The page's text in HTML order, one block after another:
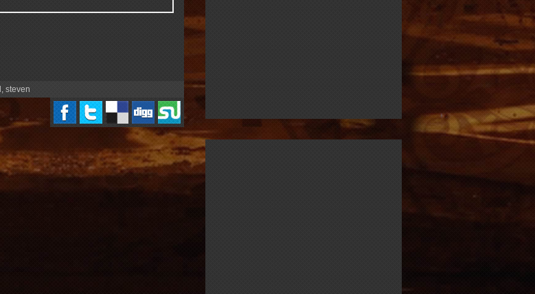
, steven